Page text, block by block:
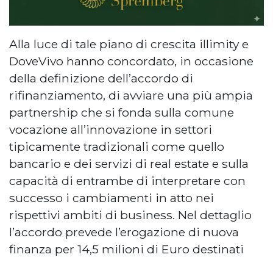
Alla luce di tale piano di crescita illimity e
DoveVivo hanno concordato, in occasione
della definizione dell’accordo di
rifinanziamento, di avviare una più ampia
partnership che si fonda sulla comune
vocazione all’innovazione in settori
tipicamente tradizionali come quello
bancario e dei servizi di real estate e sulla
capacità di entrambe di interpretare con
successo i cambiamenti in atto nei
rispettivi ambiti di business. Nel dettaglio
l’accordo prevede l’erogazione di nuova
finanza per 14,5 milioni di Euro destinati